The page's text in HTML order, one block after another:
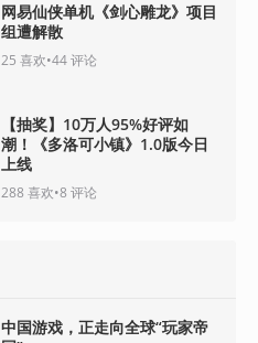
网易仙侠单机《剑心雕龙》项目
组遭解散
25 喜欢•44评论
【抽奖】10万人95%好评如
潮！《多洛可小镇》1.0版今日
上线
288 喜欢•8 评论
中国游戏，正走向全球“玩家帝